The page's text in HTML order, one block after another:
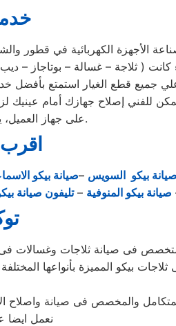
الأجهزة الكهربائية في قطور
في مركز الصيانة الرئيسي وخصم 25٪ علي
للفني إصلاح جهازك أمام عينيك
على جهاز العميل، يتم تسليمه بأفضل حالاته لإرضاء العميل العزيز.
صيانة بيكو السويس –صيانة بيكو
صيانة بيكو المنوفية –تليفون صيانة
بيكو المميزة بأنواعها
نعمل ايضا